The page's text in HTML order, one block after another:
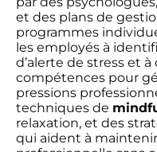
et des plans de
programmes
les employés à
d’alerte de stress et
compétences pour
pressions
techniques de
relaxation, et des
qui aident à